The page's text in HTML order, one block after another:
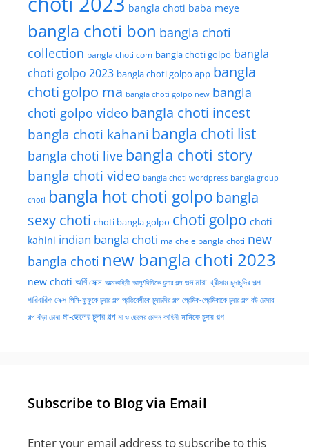
bangla choti baba meye
bangla choti bon bangla choti
collection bangla choti com bangla choti golpo bangla
choti golpo 2023 bangla choti golpo app bangla
choti golpo ma bangla choti golpo new bangla
choti golpo video bangla choti incest
bangla choti kahani bangla choti list
bangla choti live bangla choti story
bangla choti video bangla choti wordpress bangla group
choti bangla hot choti golpo bangla
sexy choti choti bangla golpo choti golpo choti
kahini indian bangla choti ma chele bangla choti new
bangla choti new bangla choti 2023
new choti অর্গি সেক্স আত্মকাহিনী আপু/দিদিকে চুদার গল্প গুদ মারা থ্রীসাম চুদাচুদির গল্প
পারিবারিক সেক্স পিসি-ফুফুকে চুদার গল্প প্রতিবেশীকে চুদাচদির গল্প প্রেমিক-প্রেমিকাকে চুদার গল্প বউ চোদার
গল্প বাঁড়া চোষা মা-ছেলের চুদার গল্প মা ও ছেলের চোদন কাহিনী মামিকে চুদার গল্প
Subscribe to Blog via Email
Enter your email address to subscribe to this